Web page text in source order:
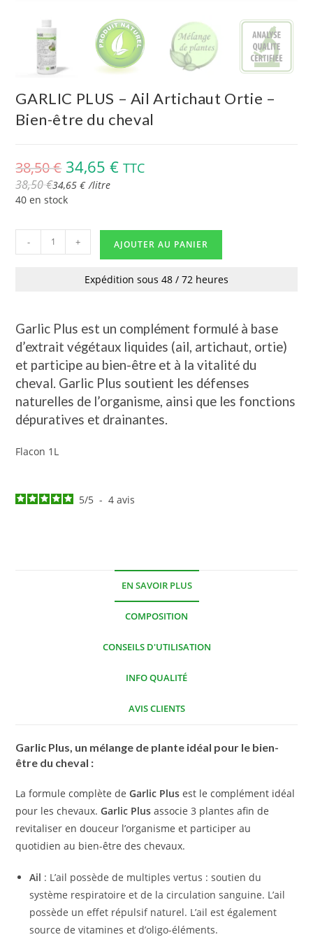
GARLIC PLUS – Ail Artichaut Ortie –
Bien-être du cheval
38,50€ 34,65€ TTC
38,50€34,65€ /litre
40 en stock
- + AJOUTER AU PANIER
Expédition sous 48 / 72 heures
Garlic Plus est un complément formulé à base
d’extrait végétaux liquides (ail, artichaut, ortie)
et participe au bien-être et à la vitalité du
cheval. Garlic Plus soutient les défenses
naturelles de l’organisme, ainsi que les fonctions
dépuratives et drainantes.
Flacon 1L
5/5 - 4avis
EN SAVOIR PLUS
COMPOSITION
CONSEILS D'UTILISATION
INFO QUALITÉ
AVIS CLIENTS
Garlic Plus, un mélange de plante idéal pour le bien-
être du cheval :
La formule complète deGarlic Plus est le complément idéal
pour les chevaux.Garlic Plus associe 3 plantes afin de
revitaliser en douceur l’organisme et participer au
quotidien au bien-être des chevaux.
Ail : L’ail possède de multiples vertus : soutien du
système respiratoire et de la circulation sanguine. L’ail
possède un effet répulsif naturel. L’ail est également
source de vitamines et d’oligo-éléments.